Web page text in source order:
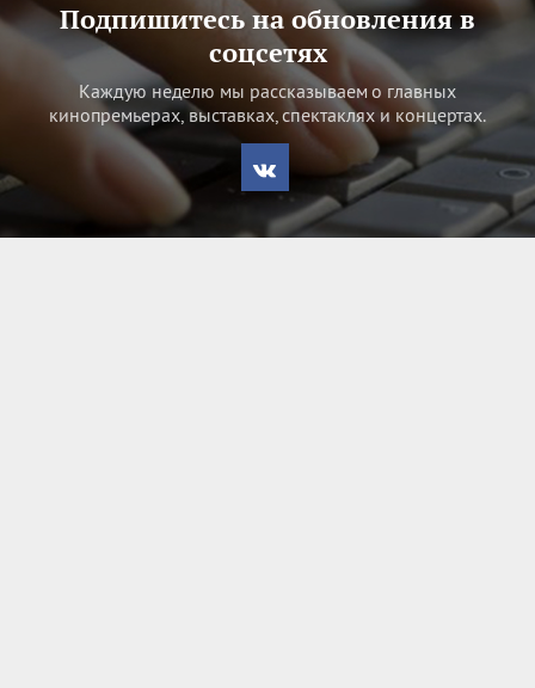
Подпишитесь на обновления в
соцсетях
Каждую неделю мы рассказываем о главных
кинопремьерах, выставках, спектаклях и концертах.